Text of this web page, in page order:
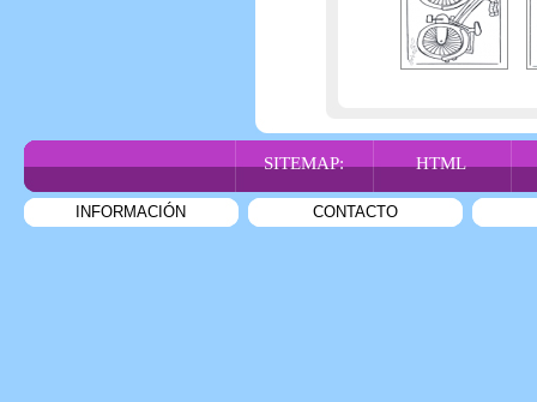
SITEMAP: HTML
INFORMACIÓN CONTACTO